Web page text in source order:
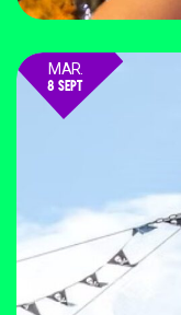
MAR.
8 SEPT